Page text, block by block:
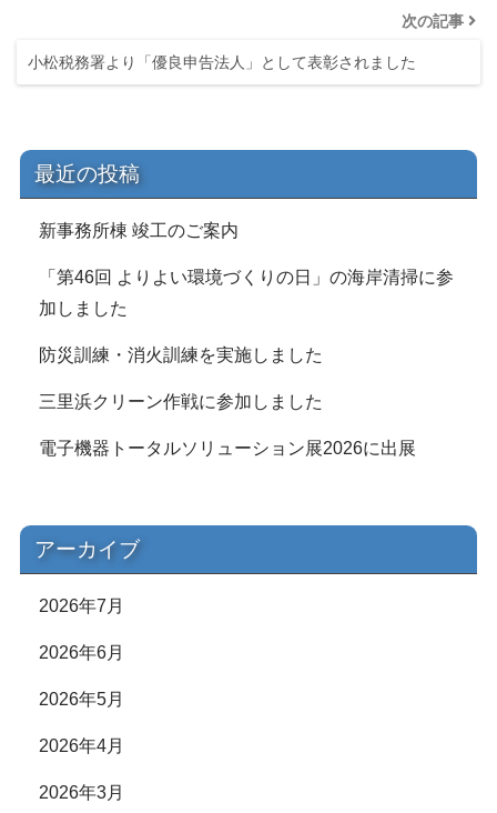
次の記事
小松税務署より「優良申告法人」として表彰されました
最近の投稿
新事務所棟 竣工のご案内
「第46回 よりよい環境づくりの日」の海岸清掃に参
加しました
防災訓練・消火訓練を実施しました
三里浜クリーン作戦に参加しました
電子機器トータルソリューション展2026に出展
アーカイブ
2026年7月
2026年6月
2026年5月
2026年4月
2026年3月